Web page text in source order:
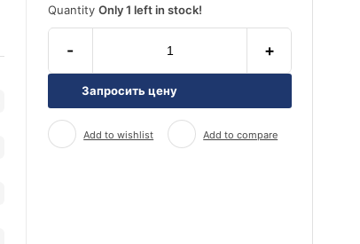
QuantityOnly 1 left in stock!
- +
Запросить цену
Add to wishlist Add to compare